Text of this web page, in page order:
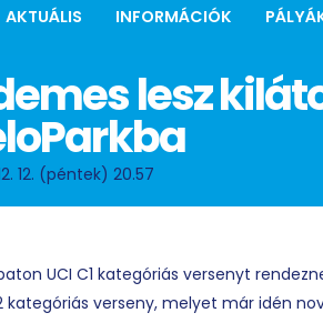
AKTUÁLIS INFORMÁCIÓK
lesz
12. (péntek) 20.57
UCI C1 kategóriás versenyt
kategóriás verseny, melyet már idén